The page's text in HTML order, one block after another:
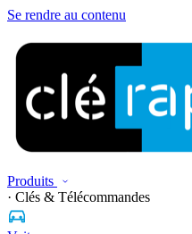
Se rendre au contenu
Produits
· Clés & Télécommandes